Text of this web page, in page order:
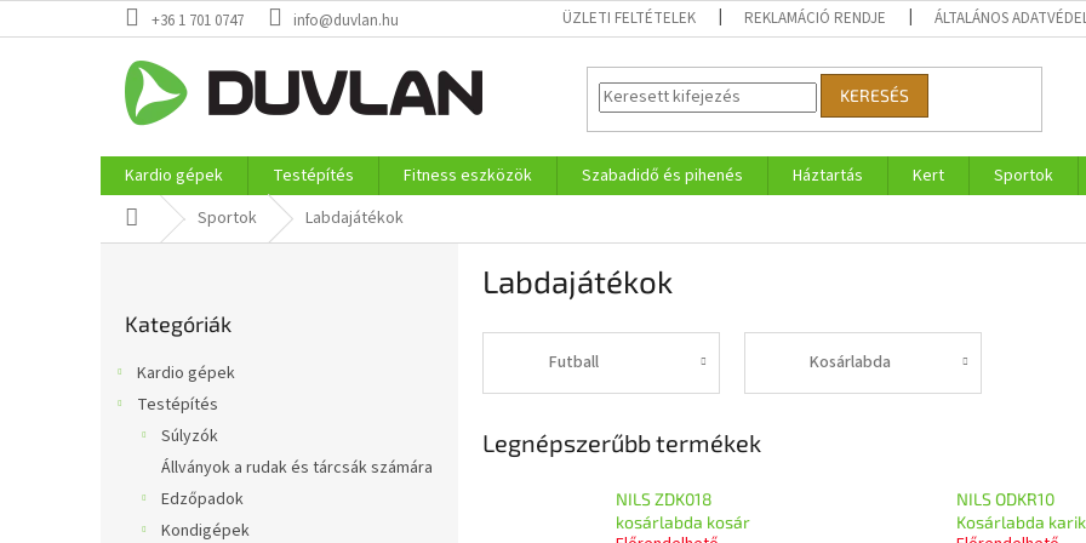
a
+36 1 701 0747 info@duvlan.hu ÜZLETI FELTÉTELEK REKLAMÁCIÓ RENDJE ÁLTALÁNOS
KERESÉS
Kardio gépek Testépítés Fitness eszközök Szabadidő és pihenés Háztartás Kert Sportok
KezdőlapSportok Labdajátékok
átugrása
Kategóriák
Kardio gépek
Testépítés
Súlyzók
Állványok a rudak és tárcsák számára
Edzőpadok
Kondigépek
Labdajátékok
Futball Kosárlabda
Legnépszerűbb termékek
NILS ZDK018
kosárlabda kosár
NILS ODKR10
Kosárlabda